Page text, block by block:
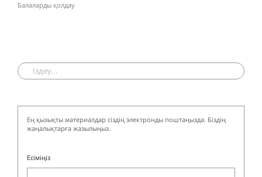
Балаларды қолдау
Ең қызықты материалдар сіздің электронды поштаңызда. Біздің
жаңалықтарға жазылыңыз.
Есіміңіз